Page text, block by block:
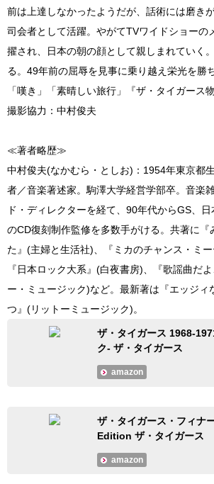
前は上達しなかったようだが、話術には磨き
司会者として活躍。やがてTVワイドショーの
擢され、日本の朝の顔として親しまれていく
る。49年前の屈辱を見事に乗り越え栄光を勝
「嘆き」「素晴しい旅行」『ザ・タイガース
撮影協力：中村俊夫
≪著者略歴≫
中村俊夫(なかむら・としお)：1954年東京都
者／音楽著述家。駒澤大学経営学部卒。音楽
ド・ディレクターを経て、90年代からGS、
のCD復刻制作監修を多数手がける。共著に『
た』(主婦と生活社)、『ミカのチャンス・ミー
『日本ロック大系』(白夜書房)、『歌謡曲だ
ー・ミュージック)など。最新著は『エッジィ
つ』(リットーミュージック)。
ザ・タイガース 1968-
ク- ザ・タイガース
amazon
ザ・タイガース・フィナ
Edition ザ・タイガース
amazon